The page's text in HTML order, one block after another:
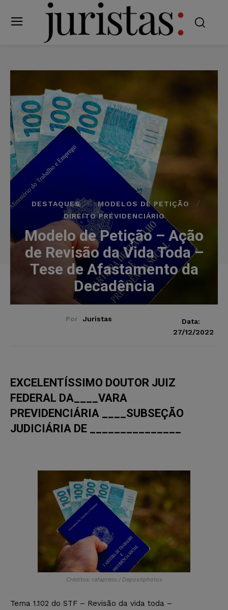
DESTAQUES
MODELOS DE PETIÇÃO
DIREITO PREVIDENCIÁRIO
Modelo de Petição – Ação
de Revisão da Vida Toda –
Tese de Afastamento da
Decadência
Por Juristas
Data:
27/12/2022
EXCELENTÍSSIMO DOUTOR JUIZ
FEDERAL DA____VARA
PREVIDENCIÁRIA ____SUBSEÇÃO
JUDICIÁRIA DE _______________
Créditos: rafapress / Depositphotos
Tema 1.102 do STF – Revisão da vida toda –